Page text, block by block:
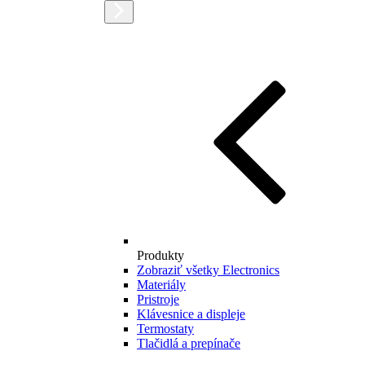
Produkty
Zobraziť všetky Electronics
Materiály
Pristroje
Klávesnice a displeje
Termostaty
Tlačidlá a prepínače